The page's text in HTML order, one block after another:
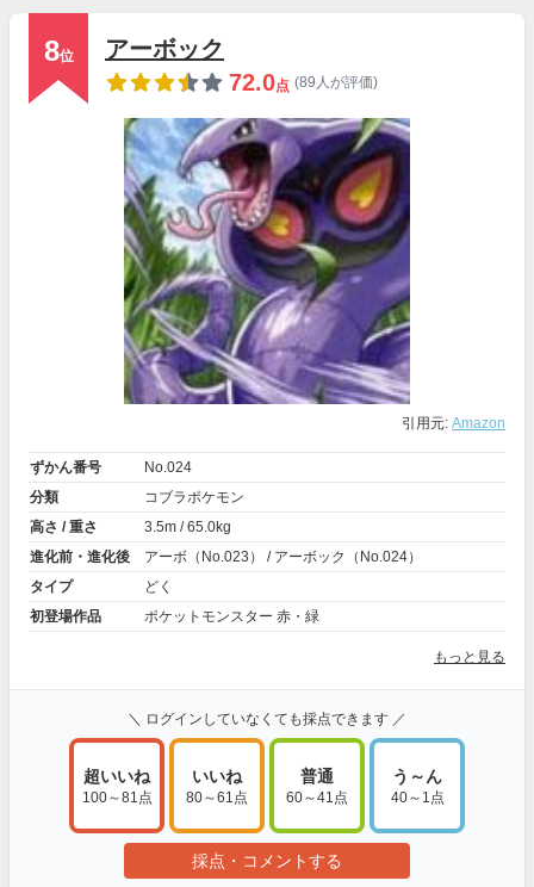
8位
アーボック
72.0点 (89人が評価)
引用元: Amazon
ずかん番号
No.024
分類
コブラポケモン
高さ / 重さ
3.5m / 65.0kg
進化前・進化後
アーボ（No.023） / アーボック（No.024）
タイプ
どく
初登場作品
ポケットモンスター 赤・緑
もっと見る
＼ ログインしていなくても採点できます ／
超いいね
100～81点
いいね
80～61点
普通
60～41点
う～ん
40～1点
採点・コメントする